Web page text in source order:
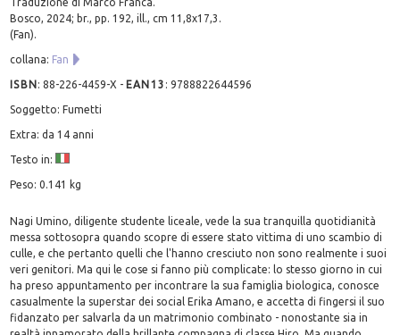
Bosco, 2024; br., pp. 192, ill., cm 11,8x17,3.
(Fan).
collana: Fan
ISBN:88-226-4459-X - EAN13 :9788822644596
Soggetto: Fumetti
Extra: da 14 anni
Testo in:
Peso: 0.141 kg
Nagi Umino, diligente studente liceale, vede la sua tranquilla quotidianità
messa sottosopra quando scopre di essere stato vittima di uno scambio di
culle, e che pertanto quelli che l'hanno cresciuto non sono realmente i suoi
veri genitori. Ma qui le cose si fanno più complicate: lo stesso giorno in cui
ha preso appuntamento per incontrare la sua famiglia biologica, conosce
casualmente la superstar dei social Erika Amano, e accetta di fingersi il suo
fidanzato per salvarla da un matrimonio combinato - nonostante sia in